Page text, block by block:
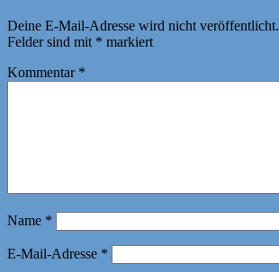
Deine E-Mail-Adresse wird nicht veröffentlicht.
Felder sind mit * markiert
Kommentar *
Name *
E-Mail-Adresse *